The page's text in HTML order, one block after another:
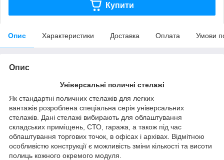
Купити
Опис Характеристики Доставка Оплата Умови
Опис
Універсальні поличні стелажі
Як стандартні поличних стелажів для легких
вантажів розроблена спеціальна серія універсальних
стелажів. Дані стелажі вибирають для облаштування
складських приміщень, СТО, гаража, а також під час
облаштування торгових точок, в офісах і архівах. Відмітною
особливістю конструкції є можливість зміни кількості та висоти
полиць кожного окремого модуля.